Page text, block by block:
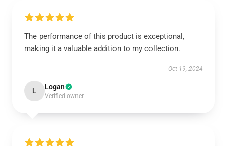
The performance of this product is exceptional,
making it a valuable addition to my collection.
Oct 19, 2024
L Logan
Verified owner